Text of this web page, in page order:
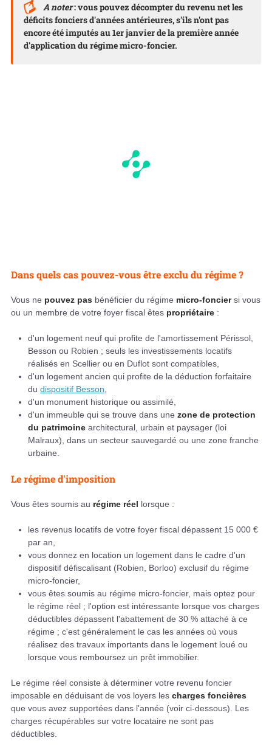
A noter: vous pouvez décompter du revenu net les
déficits fonciers d'années antérieures, s'ils n'ont pas
encore été imputés au 1er janvier de la première année
d'application du régime micro-foncier.
Dans quels cas pouvez-vous être exclu du régime ?
Vous ne pouvez pas bénéficier du régime micro-fonciersi vous
ou un membre de votre foyer fiscal êtes propriétaire :
d'un logement neuf qui profite de l'amortissement Périssol,
Besson ou Robien ; seuls les investissements locatifs
réalisés en Scellier ou en Duflot sont compatibles,
d'un logement ancien qui profite de la déduction forfaitaire
du dispositif Besson
d'un monument historique ou assimilé,
d'un immeuble qui se trouve dans une zone de protection
du patrimoine architectural, urbain et paysager (loi
Malraux), dans un secteur sauvegardé ou une zone franche
urbaine.
Le régime d'imposition
Vous êtes soumis au régime réel lorsque :
les revenus locatifs de votre foyer fiscal dépassent 15 000 €
par an,
vous donnez en location un logement dans le cadre d'un
dispositif défiscalisant (Robien, Borloo) exclusif du régime
micro-foncier,
vous êtes soumis au régime micro-foncier, mais optez pour
le régime réel ; l'option est intéressante lorsque vos charges
déductibles dépassent l'abattement de 30 % attaché à ce
régime ; c'est généralement le cas les années où vous
réalisez des travaux importants dans le logement loué ou
lorsque vous remboursez un prêt immobilier.
Le régime réel consiste à déterminer votre revenu foncier
imposable en déduisant de vos loyers les charges foncières
que vous avez supportées dans l'année (voir ci-dessous). Les
charges récupérables sur votre locataire ne sont pas
déductibles.